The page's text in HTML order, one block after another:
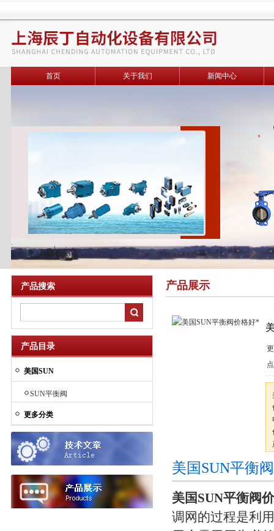
首页 关于我们 新闻中心
产品搜索
产品目录
美国SUN
SUN平衡阀
更多分类
产品展示
美国SUN平衡
美国SUN平衡阀
调网的过程是利